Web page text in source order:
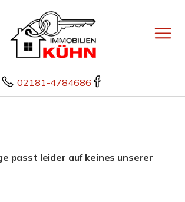
02181-4784686
passt leider auf keines unserer